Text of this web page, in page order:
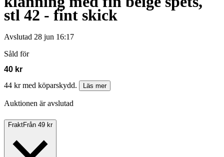
stl 42 - fint skick
Avslutad 28 jun 16:17
Såld för
40 kr
44 kr med köparskydd.
Läs mer
Auktionen är avslutad
FraktFrån 49 kr